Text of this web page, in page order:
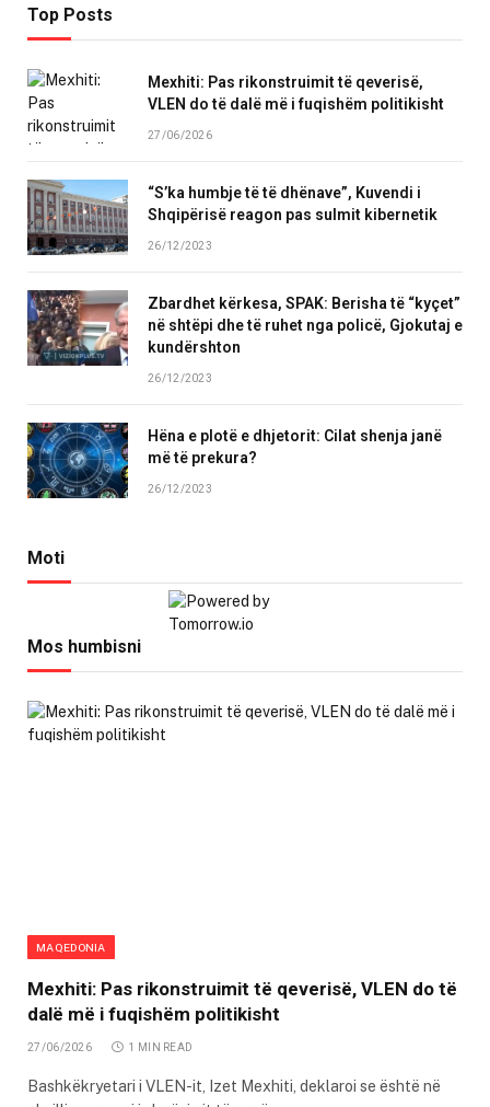
Top Posts
Mexhiti: Pas rikonstruimit të qeverisë,
VLEN do të dalë më i fuqishëm politikisht
27/06/2026
“S’ka humbje të të dhënave”, Kuvendi i
Shqipërisë reagon pas sulmit kibernetik
26/12/2023
Zbardhet kërkesa, SPAK: Berisha të “kyçet”
në shtëpi dhe të ruhet nga policë, Gjokutaj e
kundërshton
26/12/2023
Hëna e plotë e dhjetorit: Cilat shenja janë
më të prekura?
26/12/2023
Moti
Mos humbisni
MAQEDONIA
Mexhiti: Pas rikonstruimit të qeverisë, VLEN do të
dalë më i fuqishëm politikisht
27/06/2026 1 MIN READ
Bashkëkryetari i VLEN-it, Izet Mexhiti, deklaroi se është në